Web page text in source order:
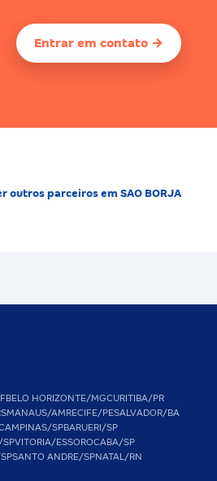
Entrar em contato →
outros parceiros em SAO BORJA
BELO HORIZONTE/MGCURITIBA/PR
MANAUS/AMRECIFE/PESALVADOR/BA
SPBARUERI/SP
SPVITORIA/ESSOROCABA/SP
SANTO ANDRE/SPNATAL/RN